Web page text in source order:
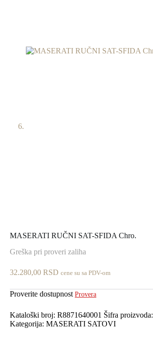
MASERATI RUČNI SAT-SFIDA Chro.
Greška pri proveri zaliha
32.280,00 RSD cene su sa PDV-om
Proverite dostupnost Provera
Kataloški broj: R8871640001 Šifra proizvoda:
Kategorija: MASERATI SATOVI